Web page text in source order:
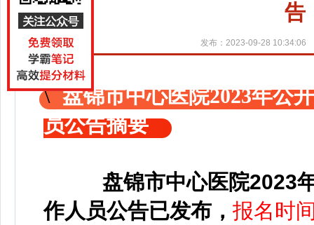
告
发布：2023-09-28 10:34:06
盘锦市中心医院2023年公
员公告摘要
盘锦市中心医院2023
作人员公告已发布， 报名时